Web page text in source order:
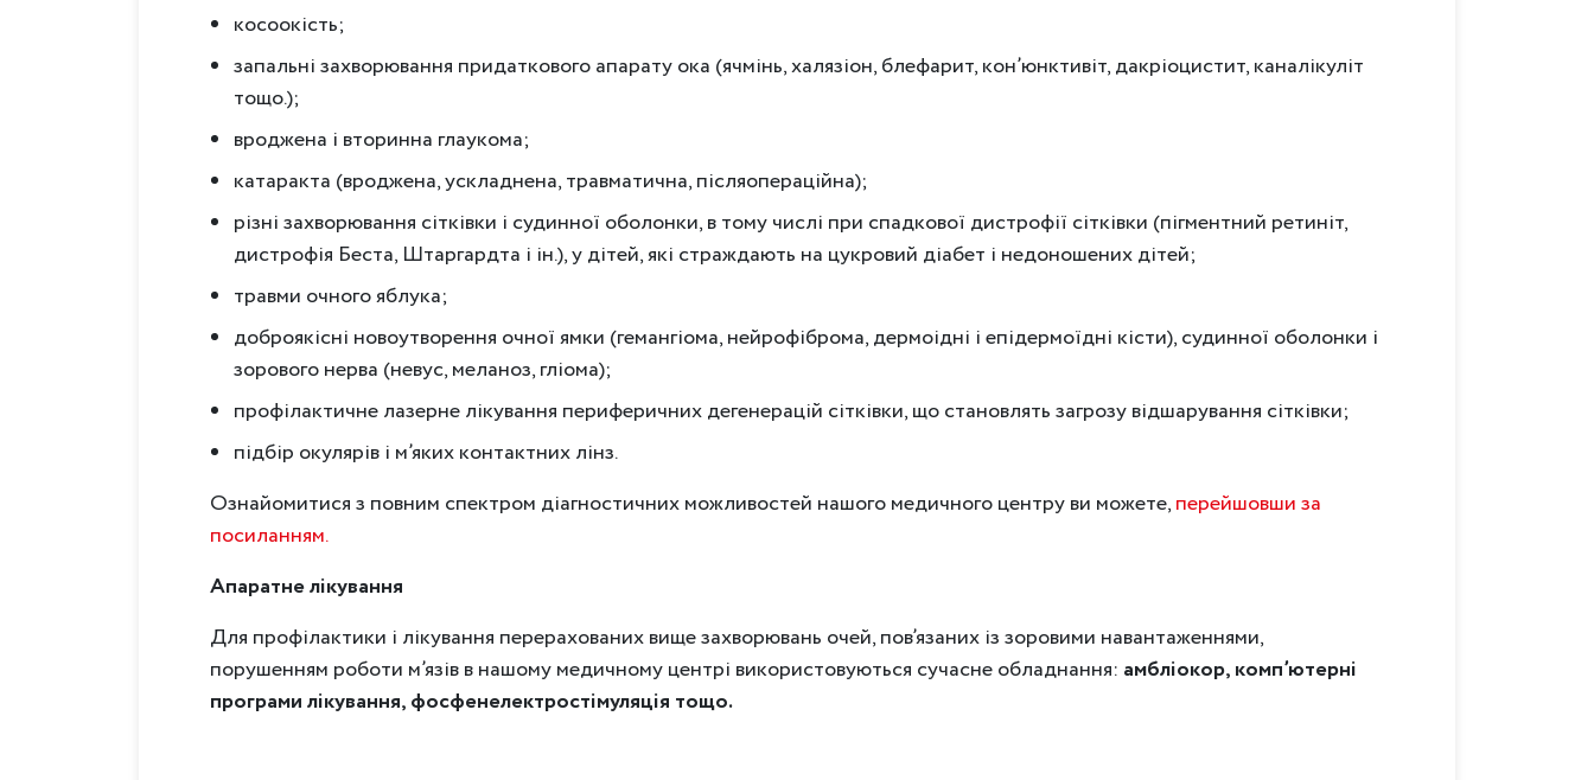
косоокість;
запальні захворювання придаткового апарату ока (ячмінь, халязіон, блефарит, кон’юнктивіт, дакріоцистит, каналікуліт
тощо.);
вроджена і вторинна глаукома;
катаракта (вроджена, ускладнена, травматична, післяопераційна);
різні захворювання сітківки і судинної оболонки, в тому числі при спадкової дистрофії сітківки (пігментний ретиніт,
дистрофія Беста, Штаргардта і ін.), у дітей, які страждають на цукровий діабет і недоношених дітей;
травми очного яблука;
доброякісні новоутворення очної ямки (гемангіома, нейрофіброма, дермоідні і епідермоїдні кісти), судинної оболонки і
зорового нерва (невус, меланоз, гліома);
профілактичне лазерне лікування периферичних дегенерацій сітківки, що становлять загрозу відшарування сітківки;
підбір окулярів і м’яких контактних лінз.
Ознайомитися з повним спектром діагностичних можливостей нашого медичного центру ви можете,перейшовши за
посиланням.
Апаратне лікування
Для профілактики і лікування перерахованих вище захворювань очей, пов’язаних із зоровими навантаженнями,
порушенням роботи м’язів в нашому медичному центрі використовуються сучасне обладнання: амбліокор, комп’ютерні
програми лікування, фосфенелектростімуляція тощо.